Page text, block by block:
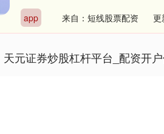
app 来自：短线股票配资 更
天元证券炒股杠杆平台_配资开